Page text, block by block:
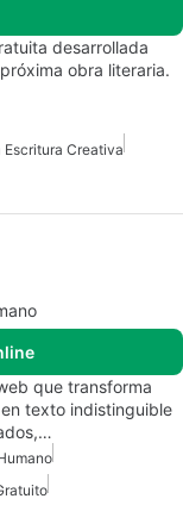
desarrollada
obra literaria.
Escritura Creativa
que transforma
texto indistinguible